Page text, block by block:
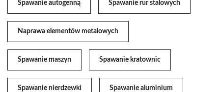
Spawanie autogenną Spawanie rur stalowych
Naprawa elementów metalowych
Spawanie maszyn Spawanie kratownic
Spawanie nierdzewki Spawanie aluminium